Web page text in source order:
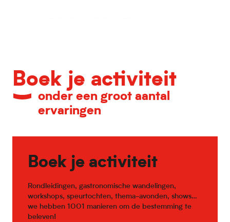
Boek je activiteit
onder een groot aantal
ervaringen
Boek je activiteit
Rondleidingen, gastronomische wandelingen,
workshops, speurtochten, thema-avonden, shows…
we hebben 1001 manieren om de bestemming te
beleven!